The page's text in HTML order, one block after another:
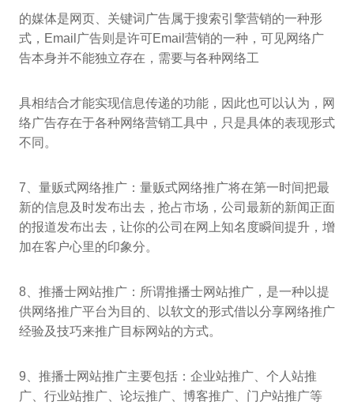
的媒体是网页、关键词广告属于搜索引擎营销的一种形
式，Email广告则是许可Email营销的一种，可见网络广
告本身并不能独立存在，需要与各种网络工
具相结合才能实现信息传递的功能，因此也可以认为，网
络广告存在于各种网络营销工具中，只是具体的表现形式
不同。
7、量贩式网络推广：量贩式网络推广将在第一时间把最
新的信息及时发布出去，抢占市场，公司最新的新闻正面
的报道发布出去，让你的公司在网上知名度瞬间提升，增
加在客户心里的印象分。
8、推播士网站推广：所谓推播士网站推广，是一种以提
供网络推广平台为目的、以软文的形式借以分享网络推广
经验及技巧来推广目标网站的方式。
9、推播士网站推广主要包括：企业站推广、个人站推
广、行业站推广、论坛推广、博客推广、门户站推广等